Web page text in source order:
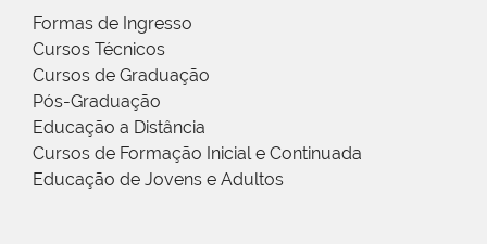
Formas de Ingresso
Cursos Técnicos
Cursos de Graduação
Pós-Graduação
Educação a Distância
Cursos de Formação Inicial e Continuada
Educação de Jovens e Adultos